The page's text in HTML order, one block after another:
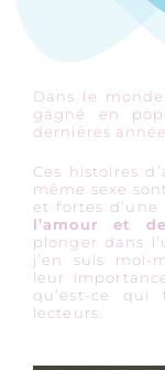
Dans le
gagné en
dernières
Ces histoires
même sexe
et fortes
l’amour et
plonger dans
j’en suis moi-
leur
qu’est-ce qui
lecteurs.